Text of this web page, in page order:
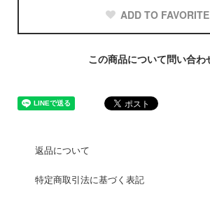
ADD TO FAVORITE
この商品について問い合わ
返品について
特定商取引法に基づく表記